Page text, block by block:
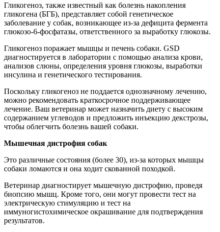
Гликогеноз, также известный как болезнь накопления
гликогена (БГБ), представляет собой генетическое
заболевание у собак, возникающее из-за дефицита фермента
глюкозо-6-фосфатазы, ответственного за выработку глюкозы.
Гликогеноз поражает мышцы и печень собаки. GSD
диагностируется в лаборатории с помощью анализа крови,
анализов слюны, определения уровня глюкозы, выработки
инсулина и генетического тестирования.
Поскольку гликогеноз не поддается однозначному лечению,
можно рекомендовать краткосрочное поддерживающее
лечение. Ваш ветеринар может назначить диету с высоким
содержанием углеводов и предложить инъекцию декстрозы,
чтобы облегчить болезнь вашей собаки.
Мышечная дистрофия собак
Это различные состояния (более 30), из-за которых мышцы
собаки ломаются и она ходит скованной походкой.
Ветеринар диагностирует мышечную дистрофию, проведя
биопсию мышц. Кроме того, они могут провести тест на
электрическую стимуляцию и тест на
иммуногистохимическое окрашивание для подтверждения
результатов.